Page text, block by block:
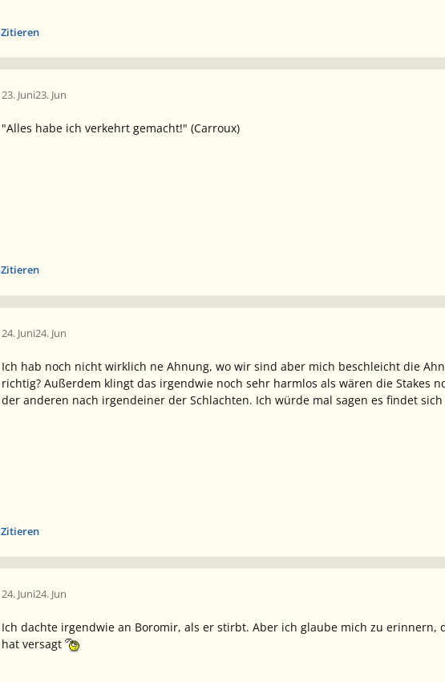
Zitieren
23. Juni23. Jun
"Alles habe ich verkehrt gemacht!" (Carroux)
Zitieren
24. Juni24. Jun
Ich hab noch nicht wirklich ne Ahnung, wo wir sind aber mich beschleicht die
richtig? Außerdem klingt das irgendwie noch sehr harmlos als wären die Stakes
der anderen nach irgendeiner der Schlachten. Ich würde mal sagen es findet
Zitieren
24. Juni24. Jun
Ich dachte irgendwie an Boromir, als er stirbt. Aber ich glaube mich zu
hat versagt